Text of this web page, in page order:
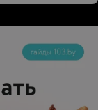
как
как буд